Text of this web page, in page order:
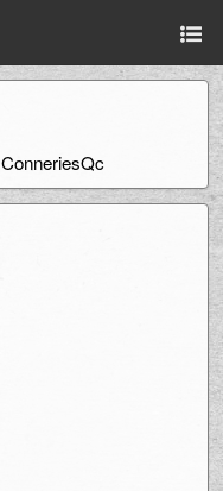
ConneriesQc